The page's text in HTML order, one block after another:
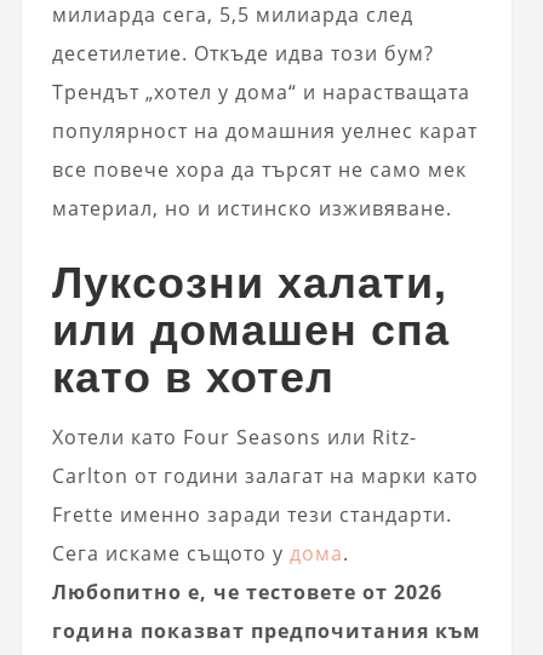
милиарда сега, 5,5 милиарда след
десетилетие. Откъде идва този бум?
Трендът „хотел у дома“ и нарастващата
популярност на домашния уелнес карат
все повече хора да търсят не само мек
материал, но и истинско изживяване.
Луксозни халати,
или домашен спа
като в хотел
Хотели като Four Seasons или Ritz-
Carlton от години залагат на марки като
Frette именно заради тези стандарти.
Сега искаме същото у дома.
Любопитно е, че тестовете от 2026
година показват предпочитания към